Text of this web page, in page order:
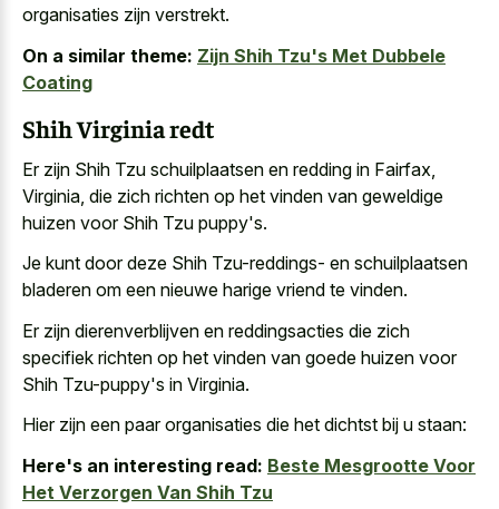
organisaties zijn verstrekt.
On a similar theme: Zijn Shih Tzu's Met Dubbele
Coating
Shih Virginia redt
Er zijn Shih Tzu schuilplaatsen en redding in Fairfax,
Virginia, die zich richten op het vinden van geweldige
huizen voor Shih Tzu puppy's.
Je kunt door deze Shih Tzu-reddings- en schuilplaatsen
bladeren om een nieuwe harige vriend te vinden.
Er zijn dierenverblijven en reddingsacties die zich
specifiek richten op het vinden van goede huizen voor
Shih Tzu-puppy's in Virginia.
Hier zijn een paar organisaties die het dichtst bij u staan:
Here's an interesting read: Beste Mesgrootte Voor
Het Verzorgen Van Shih Tzu